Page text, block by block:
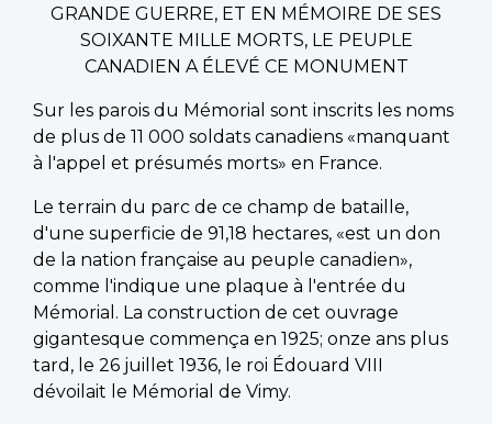
GRANDE GUERRE, ET EN MÉMOIRE DE SES
SOIXANTE MILLE MORTS, LE PEUPLE
CANADIEN A ÉLEVÉ CE MONUMENT
Sur les parois du Mémorial sont inscrits les noms
de plus de 11 000 soldats canadiens «manquant
à l'appel et présumés morts» en France.
Le terrain du parc de ce champ de bataille,
d'une superficie de 91,18 hectares, «est un don
de la nation française au peuple canadien»,
comme l'indique une plaque à l'entrée du
Mémorial. La construction de cet ouvrage
gigantesque commença en 1925; onze ans plus
tard, le 26 juillet 1936, le roi Édouard VIII
dévoilait le Mémorial de Vimy.